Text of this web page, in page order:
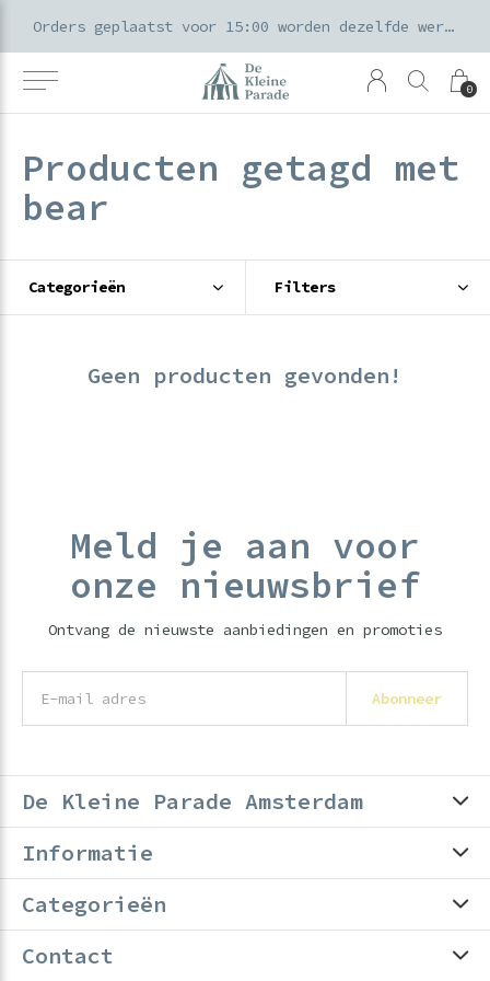
0
Orders geplaatst voor 15:00 worden dezelfde werkdag verzonden
Producten getagd met
bear
Categorieën Filters
Geen producten gevonden!
Meld je aan voor
onze nieuwsbrief
Ontvang de nieuwste aanbiedingen en promoties
Abonneer
De Kleine Parade Amsterdam
Informatie
Categorieën
Contact